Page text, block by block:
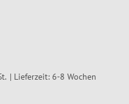
Lieferzeit: 6-8 Wochen